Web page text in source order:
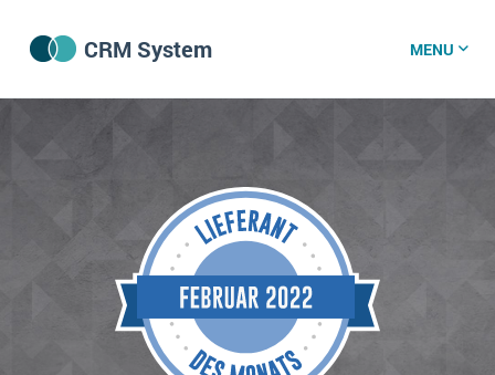
CRM System
CRM Software
CRM Wissenszentrum
CRM News
MENU